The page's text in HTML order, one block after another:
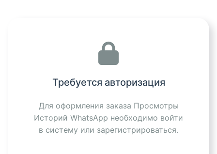
Требуется авторизация
Для оформления заказа Просмотры
Историй WhatsApp необходимо войти
в систему или зарегистрироваться.